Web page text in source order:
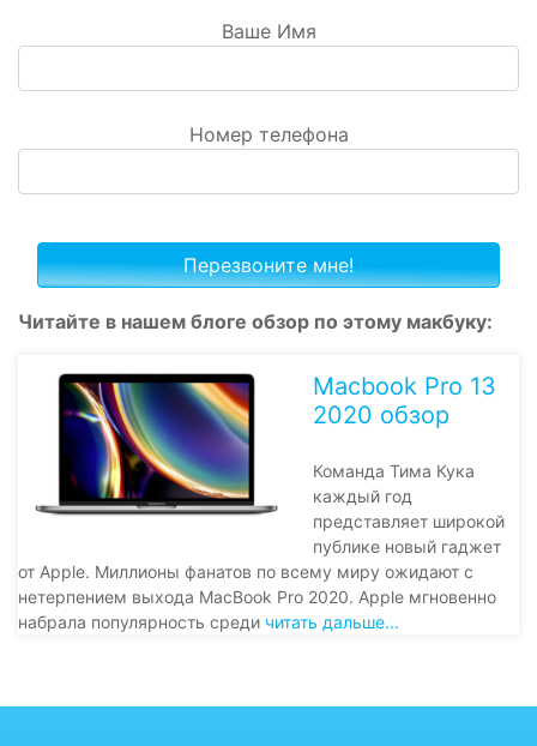
Ваше Имя
Номер телефона
Читайте в нашем блоге обзор по этому макбуку:
Macbook Pro 13
2020 обзор
Команда Тима Кука
каждый год
представляет широкой
публике новый гаджет
от Apple. Миллионы фанатов по всему миру ожидают с
нетерпением выхода MacBook Pro 2020. Apple мгновенно
набрала популярность среди читать дальше...